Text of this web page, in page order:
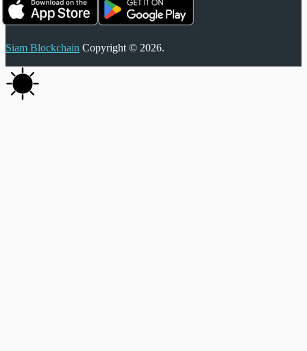
Siam Blockchain Copyright © 2026.